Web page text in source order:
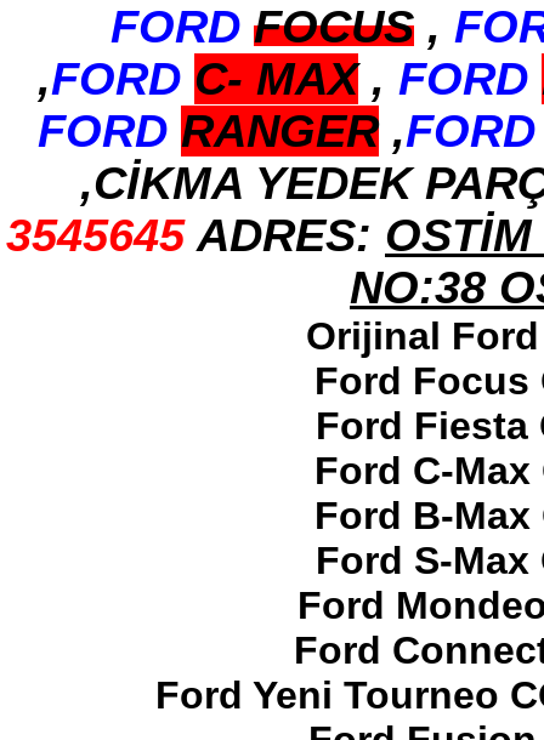
FORD FİESTA SIFIR ORJİNAL
ST ÇELİK JANT TAKİMİ
Ürün Kodu : FORD FOCUS 3 ORJİNAL
ford kilima kompresörü
FORD FOCUS,
,FORD C- MAX, FORD
FORD RANGER,FORD
,CİKMA YEDEK
3545645 ADRES:
NO:38
Orijinal Ford
Ford Focus
Ford Fiesta
Ford C-Max
Ford B-Max
Ford S-Max
Ford
Ford
Ford Yeni Tourneo